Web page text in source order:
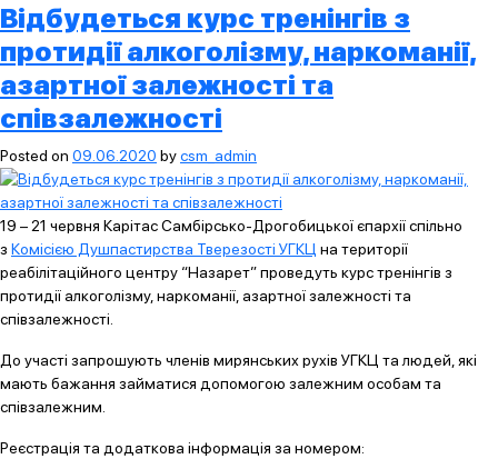
Відбудеться курс тренінгів з
протидії алкоголізму, наркоманії,
азартної залежності та
співзалежності
Posted on 09.06.2020 bycsm_admin
19 – 21 червня Карітас Самбірсько-Дрогобицької єпархії спільно
з Комісією Душпастирства Тверезості УГКЦ на території
реабілітаційного центру “Назарет” проведуть курс тренінгів з
протидії алкоголізму, наркоманії, азартної залежності та
співзалежності.
До участі запрошують членів мирянських рухів УГКЦ та людей, які
мають бажання займатися допомогою залежним особам та
співзалежним.
Реєстрація та додаткова інформація за номером: